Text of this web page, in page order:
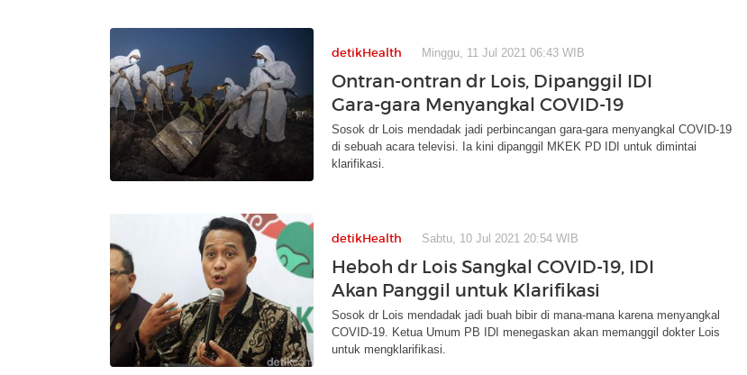
detikHealth Minggu, 11 Jul 2021 06:43 WIB
Ontran-ontran dr Lois, Dipanggil IDI
Gara-gara Menyangkal COVID-19
Sosok dr Lois mendadak jadi perbincangan gara-gara menyangkal COVID-19
di sebuah acara televisi. Ia kini dipanggil MKEK PD IDI untuk dimintai
klarifikasi.
detikHealth Sabtu, 10 Jul 2021 20:54 WIB
Heboh dr Lois Sangkal COVID-19, IDI
Akan Panggil untuk Klarifikasi
Sosok dr Lois mendadak jadi buah bibir di mana-mana karena menyangkal
COVID-19. Ketua Umum PB IDI menegaskan akan memanggil dokter Lois
untuk mengklarifikasi.